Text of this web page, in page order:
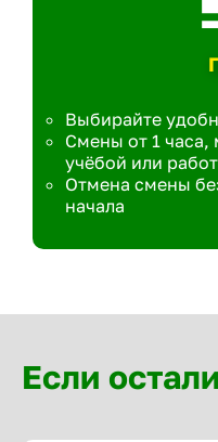
Выбирайте
Смены от 1
учёбой или
Отмена смены
начала
Если